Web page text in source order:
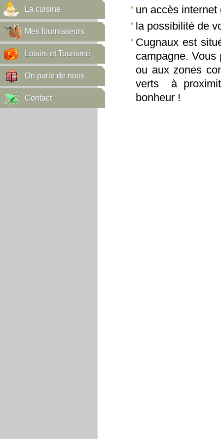
La cuisine
Mes fournisseurs
Loisirs et Tourisme
On parle de nous
Contact
un accès
la possibilité de
Cugnaux est
campagne.
ou aux zones
verts à
bonheur !